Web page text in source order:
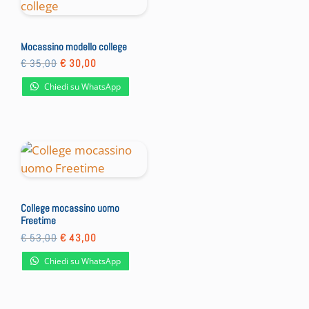
Mocassino modello college
€35,00 Il
prezzo
originale
era:
€ 30,00
attuale
è:
Chiedi su WhatsApp
College mocassino uomo
Freetime
€53,00 Il
prezzo
originale
era:
€ 43,00
attuale
è:
Chiedi su WhatsApp